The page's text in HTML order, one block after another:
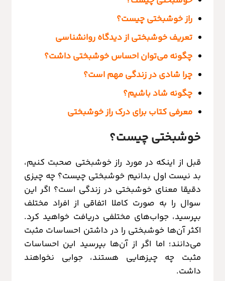
راز خوشبختی چیست؟
تعریف خوشبختی از دیدگاه روانشناسی
چگونه می‌توان احساس خوشبختی داشت؟
چرا شادی در زندگی مهم است؟
چگونه شاد باشیم؟
معرفی کتاب برای درک راز خوشبختی
خوشبختی چیست؟
قبل از اینکه در مورد راز خوشبختی صحبت کنیم،
بد نیست اول بدانیم خوشبختی چیست؟ چه چیزی
دقیقا معنای خوشبختی در زندگی است؟ اگر این
سوال را به صورت کاملا اتفاقی از افراد مختلف
بپرسید، جواب‌های مختلفی دریافت خواهید کرد.
اکثر آن‌ها خوشبختی را در داشتن احساسات مثبت
می‌دانند؛ اما اگر از آن‌ها بپرسید این احساسات
مثبت چه چیزهایی هستند، جوابی نخواهند
داشت.